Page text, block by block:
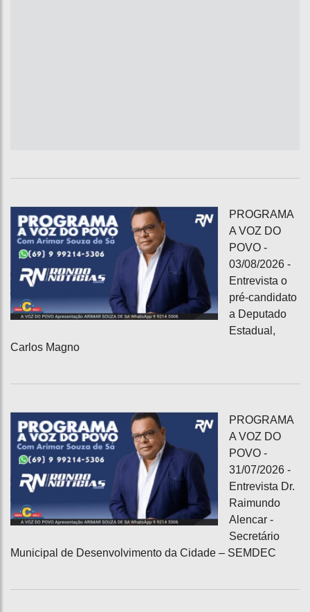
PROGRAMA
A VOZ DO
POVO -
03/08/2026 -
Entrevista o
pré-candidato
a Deputado
Estadual,
Carlos Magno
PROGRAMA
A VOZ DO
POVO -
31/07/2026 -
Entrevista Dr.
Raimundo
Alencar -
Secretário
Municipal de Desenvolvimento da Cidade – SEMDEC